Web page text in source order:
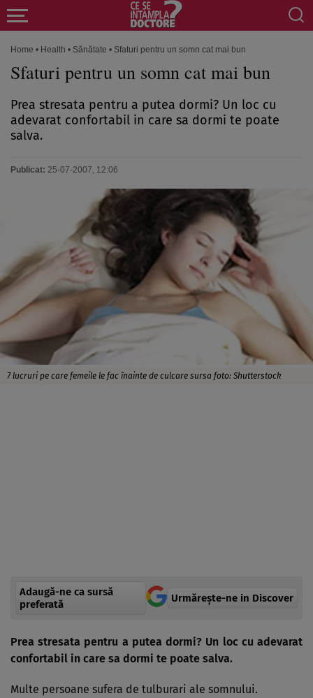
Home • Health • Sănătate • Sfaturi pentru un somn cat mai bun
Sfaturi pentru un somn cat mai bun
Prea stresata pentru a putea dormi? Un loc cu
adevarat confortabil in care sa dormi te poate
salva.
Publicat: 25-07-2007, 12:06
7 lucruri pe care femeile le fac înainte de culcare sursa foto: Shutterstock
Adaugă-ne ca sursă
preferată
Urmărește-ne in Discover
Prea stresata pentru a putea dormi? Un loc cu adevarat
confortabil in care sa dormi te poate salva.
Multe persoane sufera de tulburari ale somnului.